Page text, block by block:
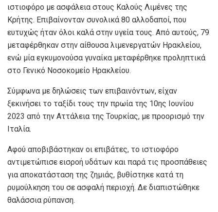
ιστιοφόρο με ασφάλεια στους Καλούς Λιμένες της
Κρήτης. Επιβαίνονταν συνολικά 80 αλλοδαποί, που
ευτυχώς ήταν όλοι καλά στην υγεία τους. Από αυτούς, 79
μεταφέρθηκαν στην αίθουσα λιμενεργατών Ηρακλείου,
ενώ μία εγκυμονούσα γυναίκα μεταφέρθηκε προληπτικά
στο Γενικό Νοσοκομείο Ηρακλείου.
Σύμφωνα με δηλώσεις των επιβαινόντων, είχαν
ξεκινήσει το ταξίδι τους την πρωία της 10ης Ιουνίου
2023 από την Αττάλεια της Τουρκίας, με προορισμό την
Ιταλία.
Αφού αποβιβάστηκαν οι επιβάτες, το ιστιοφόρο
αντιμετώπισε εισροή υδάτων και παρά τις προσπάθειες
για αποκατάσταση της ζημιάς, βυθίστηκε κατά τη
ρυμούλκηση του σε ασφαλή περιοχή. Δε διαπιστώθηκε
θαλάσσια ρύπανση.